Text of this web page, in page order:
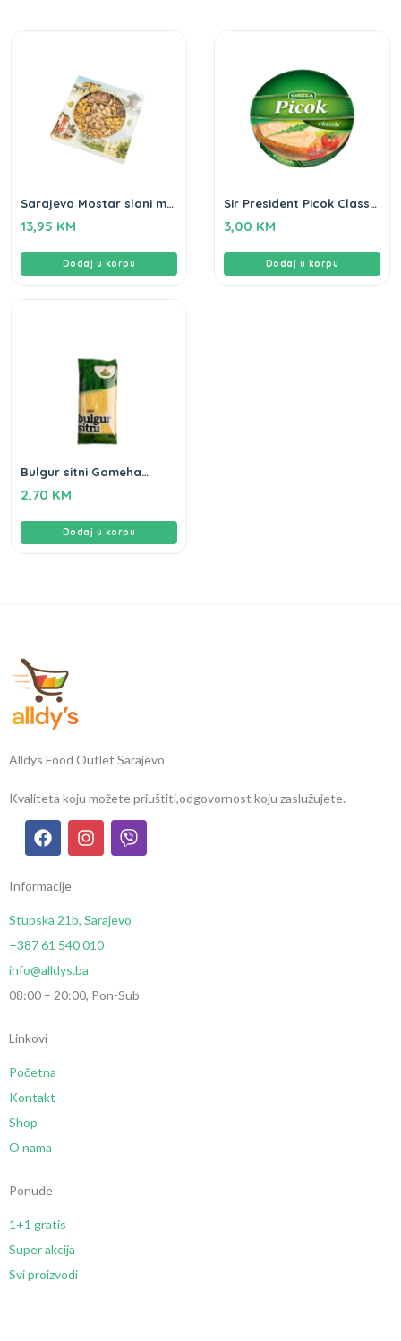
Sarajevo Mostar slani mix
13,95 KM
Dodaj u korpu
Sir President Picok Classic
3,00 KM
Dodaj u korpu
Bulgur sitni Gameha
2,70 KM
Dodaj u korpu
Alldys Food Outlet Sarajevo
Kvaliteta koju možete priuštiti,odgovornost koju zaslužujete.
Informacije
Stupska 21b, Sarajevo
+387 61 540 010
info@alldys.ba
08:00 – 20:00, Pon-Sub
Linkovi
Početna
Kontakt
Shop
O nama
Ponude
1+1 gratis
Super akcija
Svi proizvodi